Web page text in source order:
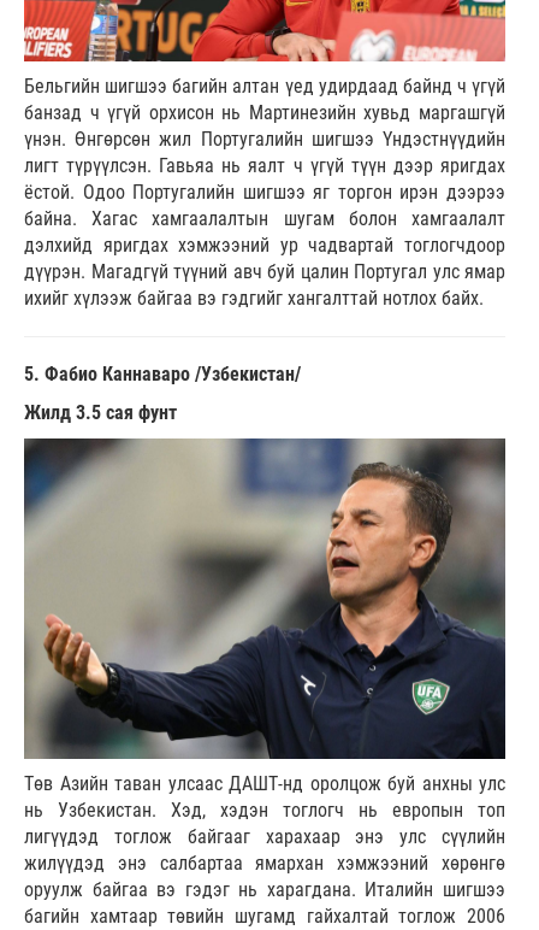
Бельгийн шигшээ багийн алтан үед удирдаад байнд ч үгүй
банзад ч үгүй орхисон нь Мартинезийн хувьд маргашгүй
үнэн. Өнгөрсөн жил Португалийн шигшээ Үндэстнүүдийн
лигт түрүүлсэн. Гавьяа нь яалт ч үгүй түүн дээр яригдах
ёстой. Одоо Португалийн шигшээ яг торгон ирэн дээрээ
байна. Хагас хамгаалалтын шугам болон хамгаалалт
дэлхийд яригдах хэмжээний ур чадвартай тоглогчдоор
дүүрэн. Магадгүй түүний авч буй цалин Португал улс ямар
ихийг хүлээж байгаа вэ гэдгийг хангалттай нотлох байх.
5. Фабио Каннаваро /Узбекистан/
Жилд 3.5 сая фунт
Төв Азийн таван улсаас ДАШТ-нд оролцож буй анхны улс
нь Узбекистан. Хэд, хэдэн тоглогч нь европын топ
лигүүдэд тоглож байгааг харахаар энэ улс сүүлийн
жилүүдэд энэ салбартаа ямархан хэмжээний хөрөнгө
оруулж байгаа вэ гэдэг нь харагдана. Италийн шигшээ
багийн хамтаар төвийн шугамд гайхалтай тоглож 2006